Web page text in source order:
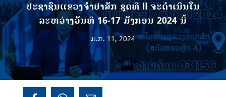
ປະຊາຊົນແຂວງຈໍາປາສັກ ຊຸດທີ II ຈະດໍາເນີນໃນ
ລະຫວ່າງວັນທີ 16-17 ມັງກອນ 2024 ນີ້
ມ.ກ. 11, 2024